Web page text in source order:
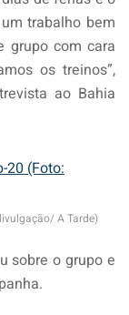
trabalho bem
grupo com cara
os treinos”,
ao Bahia
A Tarde)
sobre o grupo e